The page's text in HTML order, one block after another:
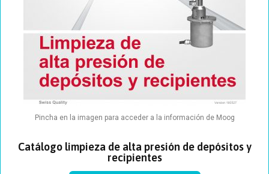
Pincha en la imagen para acceder a la información de Moog
Catálogo limpieza de alta presión de depósitos y
recipientes